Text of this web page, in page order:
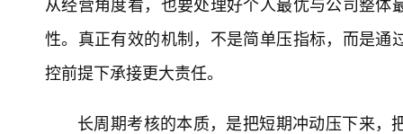
性。真正有效的机制，不是简单压指标，而是
控前提下承接更大责任。
长周期考核的本质，是把短期冲动压下来